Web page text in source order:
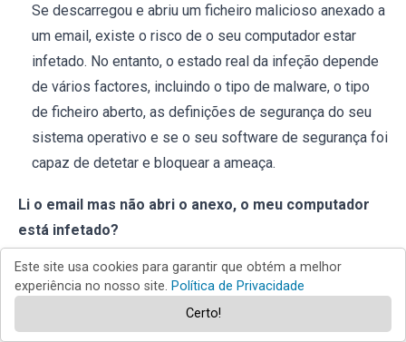
Se descarregou e abriu um ficheiro malicioso anexado a
um email, existe o risco de o seu computador estar
infetado. No entanto, o estado real da infeção depende
de vários factores, incluindo o tipo de malware, o tipo
de ficheiro aberto, as definições de segurança do seu
sistema operativo e se o seu software de segurança foi
capaz de detetar e bloquear a ameaça.
Li o email mas não abri o anexo, o meu computador
está infetado?
Se leu um email mas não abriu o anexo, o seu
computador não está infetado. Abrir um anexo é
normalmente a ação que desencadeia a potencial
Este site usa cookies para garantir que obtém a melhor
experiência no nosso site. Política de Privacidade
Certo!